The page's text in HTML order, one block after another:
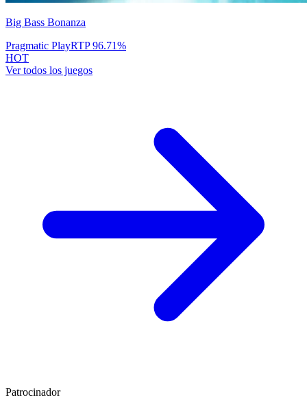
Big Bass Bonanza
Pragmatic PlayRTP96.71%
HOT
Ver todos los juegos
Patrocinador